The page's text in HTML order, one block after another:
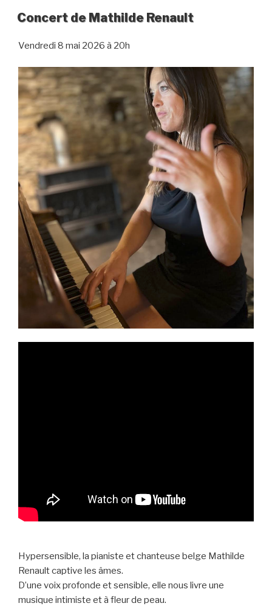
Concert de Mathilde Renault
Vendredi 8 mai 2026 à 20h
Hypersensible, la pianiste et chanteuse belge Mathilde
Renault captive les âmes.
D’une voix profonde et sensible, elle nous livre une
musique intimiste et à fleur de peau.